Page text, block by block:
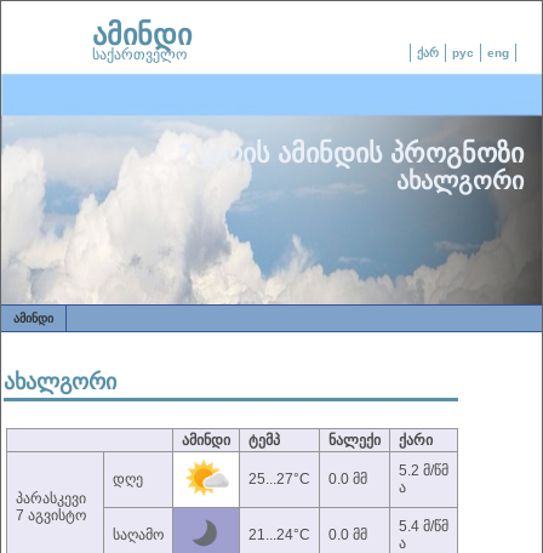
ქარ рус eng
ამინდი
საქართველო
7 დღის ამინდის პროგნოზი
ახალგორი
ᲐᲛᲘᲜᲓᲘ
ახალგორი
ამინდი ტემპ ნალექი ქარი
პარასკევი
7 აგვისტო
დღე 25...27°C 0.0 მმ
5.2 მ/წმ
ა
საღამო 21...24°C 0.0 მმ
5.4 მ/წმ
ა